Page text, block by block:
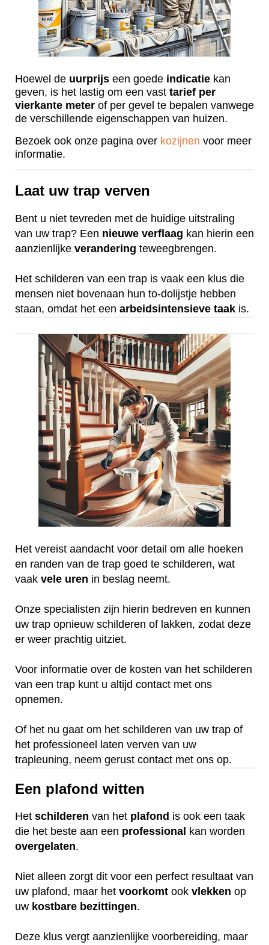
Hoewel de uurprijs een goede indicatie kan
geven, is het lastig om een vast tarief per
vierkante meter of per gevel te bepalen vanwege
de verschillende eigenschappen van huizen.
Bezoek ook onze pagina over kozijnen voor meer
informatie.
Laat uw trap verven
Bent u niet tevreden met de huidige uitstraling
van uw trap? Een nieuwe verflaag kan hierin een
aanzienlijke verandering teweegbrengen.
Het schilderen van een trap is vaak een klus die
mensen niet bovenaan hun to-dolijstje hebben
staan, omdat het een arbeidsintensieve taak is.
Het vereist aandacht voor detail om alle hoeken
en randen van de trap goed te schilderen, wat
vaak vele uren in beslag neemt.
Onze specialisten zijn hierin bedreven en kunnen
uw trap opnieuw schilderen of lakken, zodat deze
er weer prachtig uitziet.
Voor informatie over de kosten van het schilderen
van een trap kunt u altijd contact met ons
opnemen.
Of het nu gaat om het schilderen van uw trap of
het professioneel laten verven van uw
trapleuning, neem gerust contact met ons op.
Een plafond witten
Het schilderen van het plafond is ook een taak
die het beste aan een professional kan worden
overgelaten.
Niet alleen zorgt dit voor een perfect resultaat van
uw plafond, maar het voorkomt ook vlekken op
uw kostbare bezittingen.
Deze klus vergt aanzienlijke voorbereiding, maar